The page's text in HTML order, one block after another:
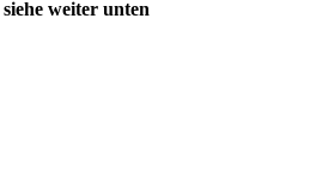
weiter unten